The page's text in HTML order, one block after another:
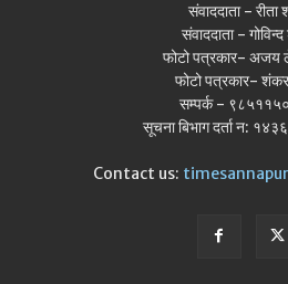
संवाददाता - रीता
संवाददाता -
फोटो पत्रकार- अजय
फोटो पत्रकार-
सम्पर्क -
सूचना बिभाग दर्ता न:
Contact us: